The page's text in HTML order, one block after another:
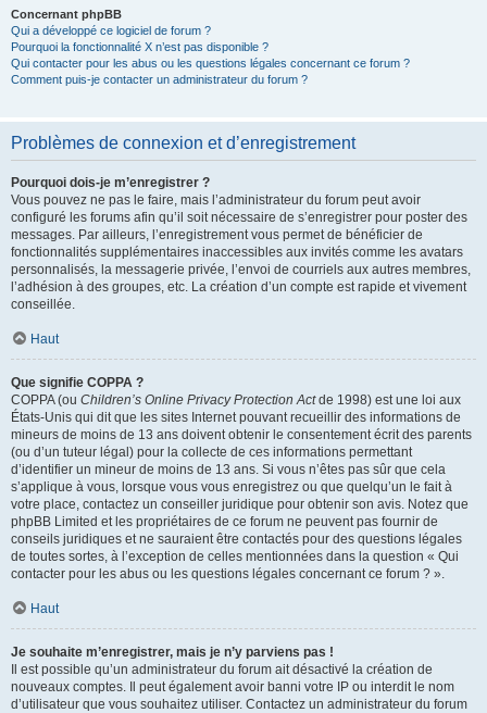
Concernant phpBB
Qui a développé ce logiciel de forum ?
Pourquoi la fonctionnalité X n’est pas disponible ?
Qui contacter pour les abus ou les questions légales concernant ce forum ?
Comment puis-je contacter un administrateur du forum ?
Problèmes de connexion et d’enregistrement
Pourquoi dois-je m’enregistrer ?
Vous pouvez ne pas le faire, mais l’administrateur du forum peut avoir
configuré les forums afin qu’il soit nécessaire de s’enregistrer pour poster des
messages. Par ailleurs, l’enregistrement vous permet de bénéficier de
fonctionnalités supplémentaires inaccessibles aux invités comme les avatars
personnalisés, la messagerie privée, l’envoi de courriels aux autres membres,
l’adhésion à des groupes, etc. La création d’un compte est rapide et vivement
conseillée.
Haut
Que signifie COPPA ?
COPPA (ou Children’s Online Privacy Protection Actde 1998) est une loi aux
États-Unis qui dit que les sites Internet pouvant recueillir des informations de
mineurs de moins de 13 ans doivent obtenir le consentement écrit des parents
(ou d’un tuteur légal) pour la collecte de ces informations permettant
d’identifier un mineur de moins de 13 ans. Si vous n’êtes pas sûr que cela
s’applique à vous, lorsque vous vous enregistrez ou que quelqu’un le fait à
votre place, contactez un conseiller juridique pour obtenir son avis. Notez que
phpBB Limited et les propriétaires de ce forum ne peuvent pas fournir de
conseils juridiques et ne sauraient être contactés pour des questions légales
de toutes sortes, à l’exception de celles mentionnées dans la question « Qui
contacter pour les abus ou les questions légales concernant ce forum ? ».
Haut
Je souhaite m’enregistrer, mais je n’y parviens pas !
Il est possible qu’un administrateur du forum ait désactivé la création de
nouveaux comptes. Il peut également avoir banni votre IP ou interdit le nom
d’utilisateur que vous souhaitez utiliser. Contactez un administrateur du forum